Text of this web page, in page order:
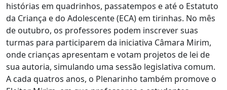
histórias em quadrinhos, passatempos e até o Estatuto
da Criança e do Adolescente (ECA) em tirinhas. No mês
de outubro, os professores podem inscrever suas
turmas para participarem da iniciativa Câmara Mirim,
onde crianças apresentam e votam projetos de lei de
sua autoria, simulando uma sessão legislativa comum.
A cada quatros anos, o Plenarinho também promove o